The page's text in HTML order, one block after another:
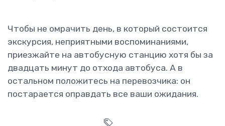
Чтобы не омрачить день, в который состоится
экскурсия, неприятными воспоминаниями,
приезжайте на автобусную станцию хотя бы за
двадцать минут до отхода автобуса. А в
остальном положитесь на перевозчика: он
постарается оправдать все ваши ожидания.